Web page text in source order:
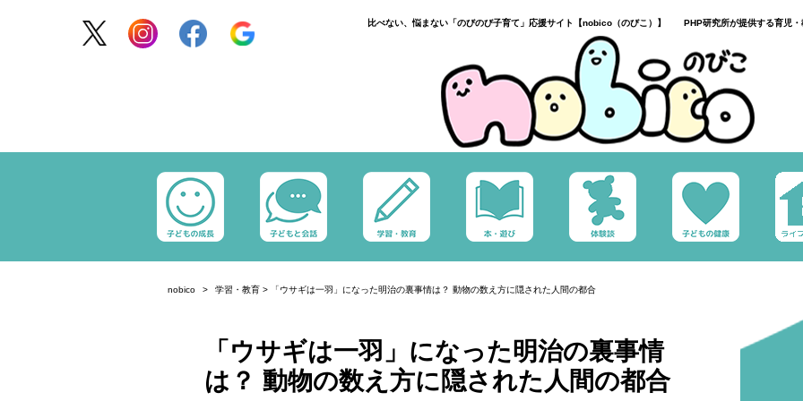
比べない、悩まない「のびのび子育て」応援サイト【nobico（のびこ）】 PHP研究所が提供する育児・
nobico 学習・教育 > 「ウサギは一羽」になった明治の裏事情は？ 動物の数え方に隠された人間の都合
「ウサギは一羽」になった明治の裏事情
は？ 動物の数え方に隠された人間の都合